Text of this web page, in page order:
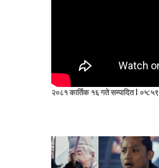
२०८१ कार्तिक १६ गते सम्पादित l ०५:५९